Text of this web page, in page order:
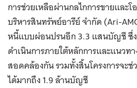
การช่วยเหลือผ่านกลไกการขายและ
บริหารสินทรัพย์อารีย์ จำกัด (Ari-
หนี้แบบผ่อนปรนอีก 3.3 แสนบัญชี ซึ่ง
ดำเนินการภายใต้หลักการและแนวท
สอดคล้องกัน รวมทั้งสิ้นโครงการจะ
ได้มากถึง 1.9 ล้านบัญชี